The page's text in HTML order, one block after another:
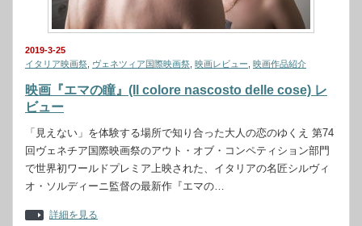
2019-3-25
イタリア映画祭 ヴェネツィア国際映画祭 映画レビュー 映画作品紹介
映画『エマの瞳』(Il colore nascosto delle cose) レ
ビュー
「見えない」を体験する場所で知り合った大人の恋のゆくえ 第74
回ヴェネチア国際映画祭のアウト・オブ・コンペティション部門
で世界初ワールドプレミア上映された、イタリアの名匠シルヴィ
オ・ソルディーニ監督の最新作『エマの…
詳細を見る